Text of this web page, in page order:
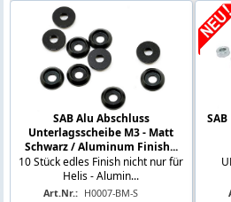
SAB Alu Abschluss
Unterlagsscheibe M3 - Matt
Schwarz / Aluminum Finish...
10 Stück edles Finish nicht nur für
Helis - Alumin...
Art.Nr.: H0007-BM-S